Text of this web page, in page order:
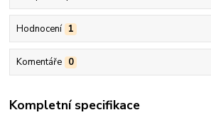
Hodnocení 1
Komentáře 0
Kompletní specifikace